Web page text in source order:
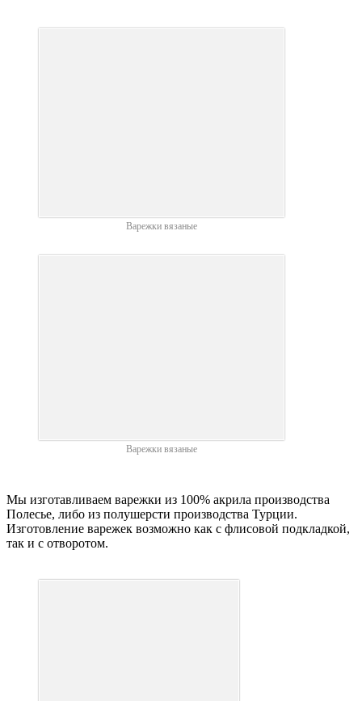
Варежки вязаные
Варежки вязаные
Мы изготавливаем варежки из 100% акрила производства
Полесье, либо из полушерсти производства Турции.
Изготовление варежек возможно как с флисовой подкладкой,
так и с отворотом.